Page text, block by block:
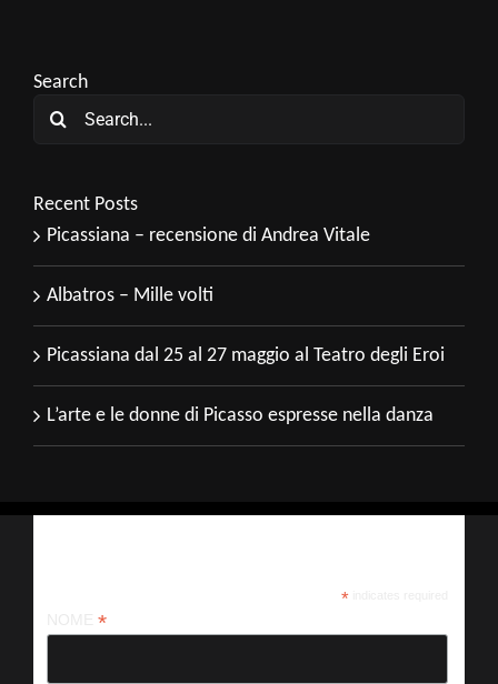
Search
Search
Recent Posts
Picassiana – recensione di Andrea Vitale
Albatros – Mille volti
Picassiana dal 25 al 27 maggio al Teatro degli Eroi
L’arte e le donne di Picasso espresse nella danza
*indicates required
*